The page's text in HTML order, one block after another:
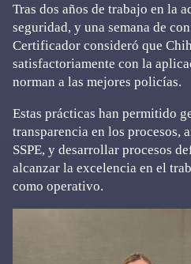
Tras dos años de trabajo en la
seguridad, y una semana de
Certificador consideró que
satisfactoriamente con la
norman a las mejores policías.
Estas prácticas han permitido
transparencia en los procesos,
SSPE, y desarrollar procesos
alcanzar la excelencia en el
como operativo.